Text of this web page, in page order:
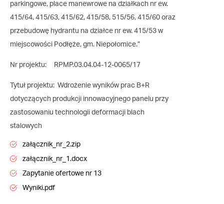
parkingowe, place manewrowe na działkach nr ew.
415/64, 415/63, 415/62, 415/58, 515/56, 415/60 oraz
przebudowę hydrantu na działce nr ew. 415/53 w
miejscowości Podłęże, gm. Niepołomice.”
Nr projektu: RPMP.03.04.04-12-0065/17
Tytuł projektu: Wdrożenie wyników prac B+R
dotyczących produkcji innowacyjnego panelu przy
zastosowaniu technologii deformacji blach
stalowych
załącznik_nr_2.zip
załącznik_nr_1.docx
Zapytanie ofertowe nr 13
Wyniki.pdf